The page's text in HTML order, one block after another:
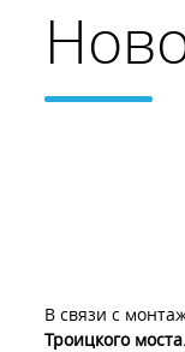
В связи с
Троицкого